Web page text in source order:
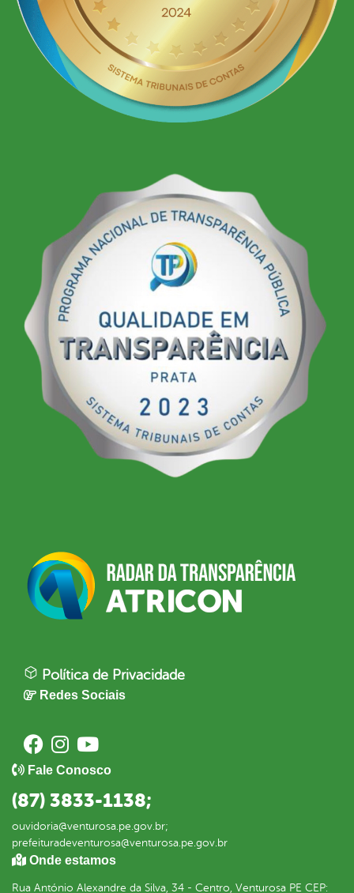
Política de Privacidade
Redes Sociais
Fale Conosco
(87) 3833-1138;
ouvidoria@venturosa.pe.gov.br;
prefeituradeventurosa@venturosa.pe.gov.br
Onde estamos
Rua António Alexandre da Silva, 34 - Centro, Venturosa PE CEP: